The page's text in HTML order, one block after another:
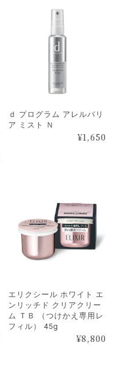
ｄ プログラム アレルバリ
ア ミスト Ｎ
¥1,650
エリクシール ホワイト エ
ンリッチド クリアクリー
ム ＴＢ （つけかえ専用レ
フィル） 45g
¥8,800